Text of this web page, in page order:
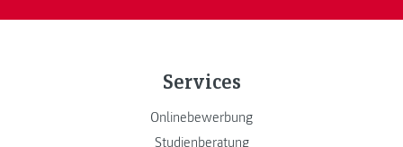
Services
Onlinebewerbung
Studienberatung